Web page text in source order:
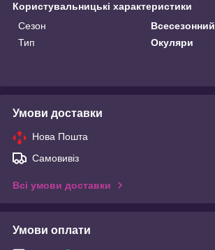
Користувальницькі характеристики
Сезон
Всесезонний
Тип
Окуляри
Умови доставки
Нова Пошта
Самовивіз
Всі умови доставки
Умови оплати